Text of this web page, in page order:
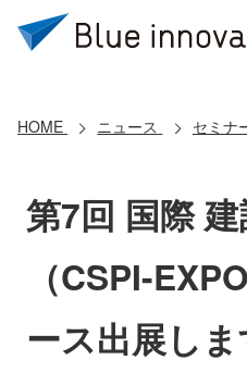
導入
コアテ
クラウドモ
HOME ニュース セミナ
第7回 国際
（CSPI-
ース出展し